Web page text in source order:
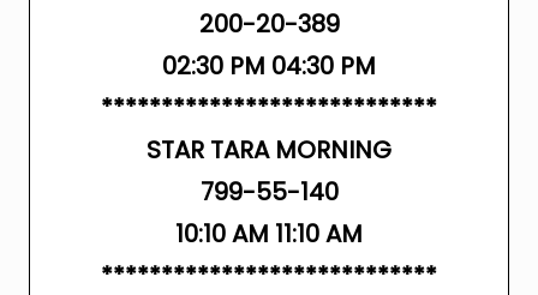
200-20-389
02:30 PM 04:30 PM
****************************
STAR TARA MORNING
799-55-140
10:10 AM 11:10 AM
****************************